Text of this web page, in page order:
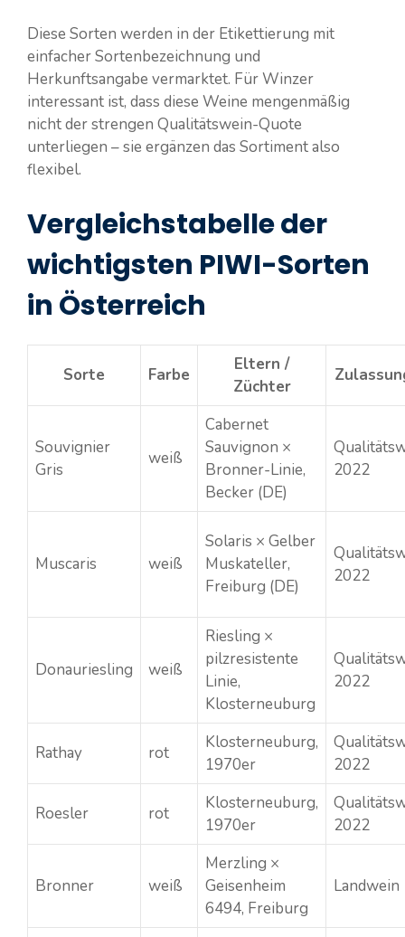
Diese Sorten werden in der Etikettierung mit
einfacher Sortenbezeichnung und
Herkunftsangabe vermarktet. Für Winzer
interessant ist, dass diese Weine mengenmäßig
nicht der strengen Qualitätswein-Quote
unterliegen – sie ergänzen das Sortiment also
flexibel.
Vergleichstabelle der
wichtigsten PIWI-Sorten
in Österreich
Sorte Farbe
Eltern /
Züchter
Souvignier
Gris
weiß
Cabernet
Sauvignon ×
Bronner-Linie,
Becker (DE)
2022
Muscaris weiß
Solaris × Gelber
Muskateller,
Freiburg (DE)
2022
Donauriesling weiß
Riesling ×
pilzresistente
Linie,
Klosterneuburg
2022
Rathay rot
Klosterneuburg,
1970er
2022
Roesler rot
Klosterneuburg,
1970er
2022
Bronner weiß
Merzling ×
Geisenheim
6494, Freiburg
Landwein